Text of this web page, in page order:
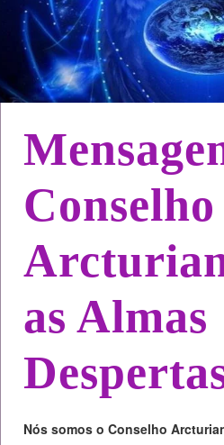
Conselho
as Almas
Nós somos o Conselho